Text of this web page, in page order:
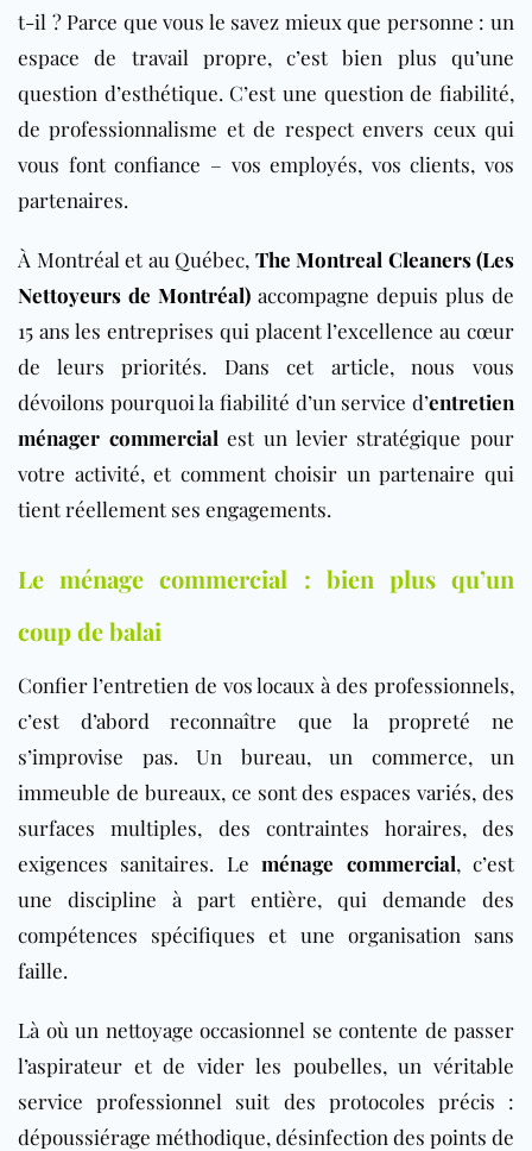
t-il ? Parce que vous le savez mieux que personne : un
espace de travail propre, c’est bien plus qu’une
question d’esthétique. C’est une question de fiabilité,
de professionnalisme et de respect envers ceux qui
vous font confiance – vos employés, vos clients, vos
partenaires.
À Montréal et au Québec, The Montreal Cleaners (Les
Nettoyeurs de Montréal) accompagne depuis plus de
15 ans les entreprises qui placent l’excellence au cœur
de leurs priorités. Dans cet article, nous vous
dévoilons pourquoi la fiabilité d’un service d’entretien
ménager commercial est un levier stratégique pour
votre activité, et comment choisir un partenaire qui
tient réellement ses engagements.
Le ménage commercial : bien plus qu’un
coup de balai
Confier l’entretien de vos locaux à des professionnels,
c’est d’abord reconnaître que la propreté ne
s’improvise pas. Un bureau, un commerce, un
immeuble de bureaux, ce sont des espaces variés, des
surfaces multiples, des contraintes horaires, des
exigences sanitaires. Leménage commercial, c’est
une discipline à part entière, qui demande des
compétences spécifiques et une organisation sans
faille.
Là où un nettoyage occasionnel se contente de passer
l’aspirateur et de vider les poubelles, un véritable
service professionnel suit des protocoles précis :
dépoussiérage méthodique, désinfection des points de